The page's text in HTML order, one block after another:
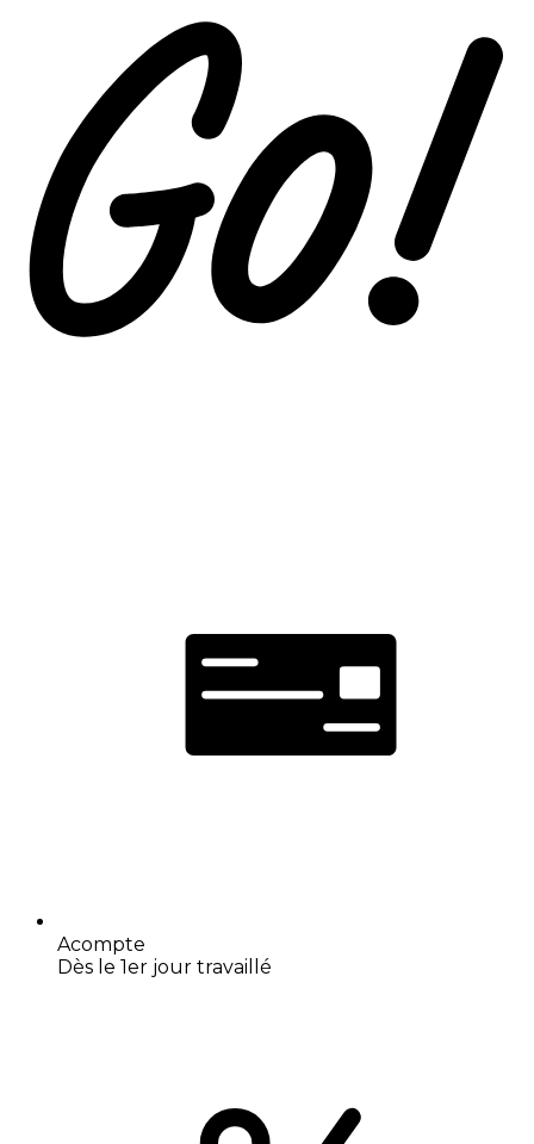
Acompte
Dès le 1er jour travaillé